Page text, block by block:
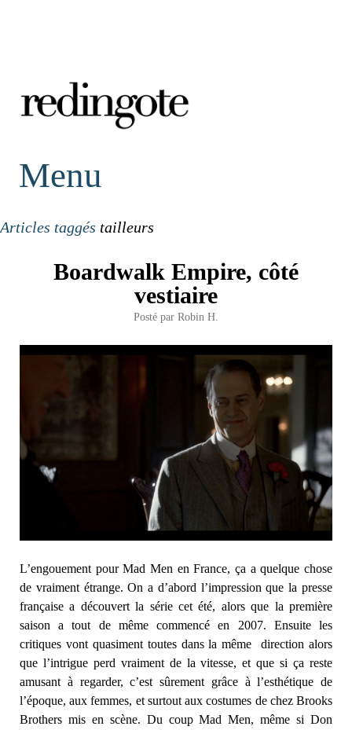
redingote.
Menu
Articles taggés tailleurs
Boardwalk Empire, côté
vestiaire
Posté par Robin H.
L’engouement pour Mad Men en France, ça a quelque chose
de vraiment étrange. On a d’abord l’impression que la presse
française a découvert la série cet été, alors que la première
saison a tout de même commencé en 2007. Ensuite les
critiques vont quasiment toutes dans la même direction alors
que l’intrigue perd vraiment de la vitesse, et que si ça reste
amusant à regarder, c’est sûrement grâce à l’esthétique de
l’époque, aux femmes, et surtout aux costumes de chez Brooks
Brothers mis en scène. Du coup Mad Men, même si Don